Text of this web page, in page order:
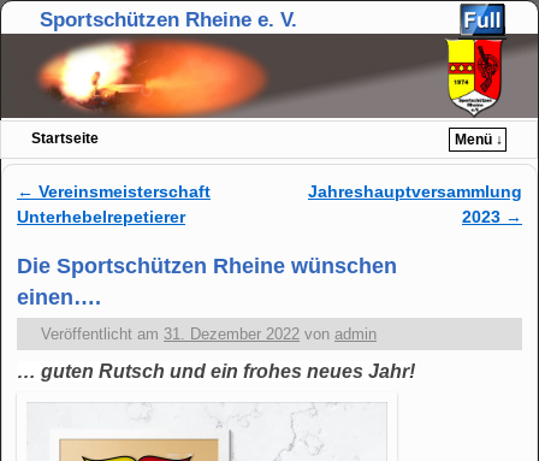
Sportschützen Rheine e. V.
Startseite
Menü ↓
Zum Inhalt wechseln
Zum sekundären Inhalt wechseln
Artikelnavigation
← Vereinsmeisterschaft
Unterhebelrepetierer
Jahreshauptversammlung
2023 →
Die Sportschützen Rheine wünschen
einen….
Veröffentlicht am 31. Dezember 2022 von admin
… guten Rutsch und ein frohes neues Jahr!